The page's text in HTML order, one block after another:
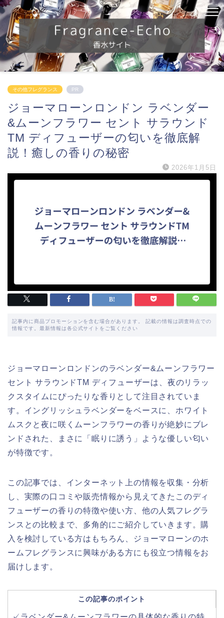
その他フレグランス PR
ジョーマローンロンドン ラベンダー
&ムーンフラワー セント サラウンド
TM ディフューザーの匂いを徹底解
説！癒しの香りの秘密
2026年1月5日
記事内に商品プロモーションを含む場合があります。 記載の情報は調査時点での
情報です。最新情報は各公式サイトをご覧ください
ジョーマローンロンドンのラベンダー&ムーンフラワー
セント サラウンドTM ディフューザーは、夜のリラッ
クスタイムにぴったりな香りとして注目されていま
す。イングリッシュラベンダーをベースに、ホワイト
ムスクと夜に咲くムーンフラワーの香りが絶妙にブレ
ンドされた、まさに「眠りに誘う」ような優しい匂い
が特徴です。
この記事では、インターネット上の情報を収集・分析
し、実際の口コミや販売情報から見えてきたこのディ
フューザーの香りの特徴や使い方、他の人気フレグラ
ンスとの比較まで、多角的にご紹介していきます。購
入を検討している方はもちろん、ジョーマローンのホ
ームフレグランスに興味がある方にも役立つ情報をお
届けします。
この記事のポイント